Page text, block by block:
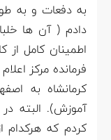
به دفعات و به
دادم ( آن ها
فرمانده مرکز
کرمانشاه به
کردم که هرکدام